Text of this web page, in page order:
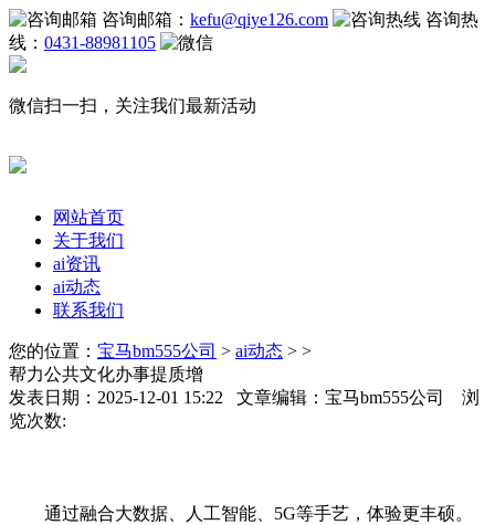
咨询邮箱： kefu@qiye126.com
咨询热
线： 0431-88981105
微信扫一扫，关注我们最新活动
网站首页
关于我们
ai资讯
ai动态
联系我们
您的位置： 宝马bm555公司 > ai动态 > >
帮力公共文化办事提质增
发表日期：2025-12-01 15:22 文章编辑：宝马bm555公司 浏
览次数:
通过融合大数据、人工智能、5G等手艺，体验更丰硕。